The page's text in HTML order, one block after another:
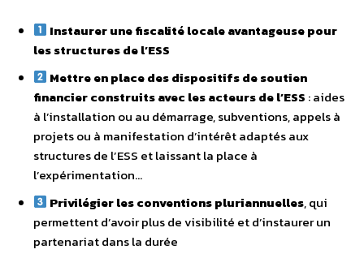
Instaurer une fiscalité locale avantageuse pour
les structures de l’ESS
Mettre en place des dispositifs de soutien
financier construits avec les acteurs de l’ESS : aides
à l’installation ou au démarrage, subventions, appels à
projets ou à manifestation d’intérêt adaptés aux
structures de l’ESS et laissant la place à
l’expérimentation…
Privilégier les conventions pluriannuelles, qui
permettent d’avoir plus de visibilité et d’instaurer un
partenariat dans la durée